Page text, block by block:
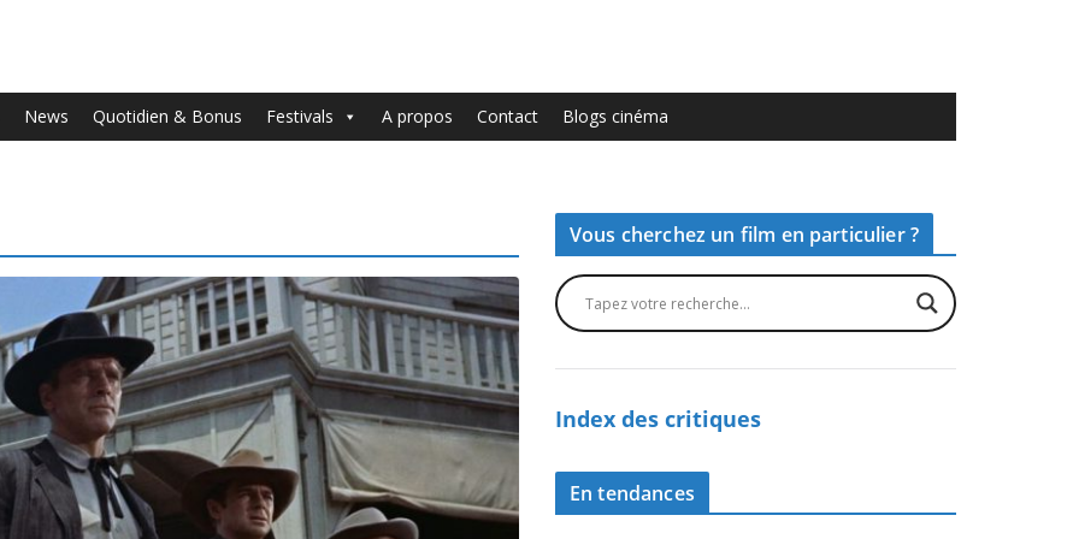
News Quotidien & Bonus Festivals A propos Contact Blogs cinéma
Vous cherchez un film en particulier ?
Index des critiques
En tendances